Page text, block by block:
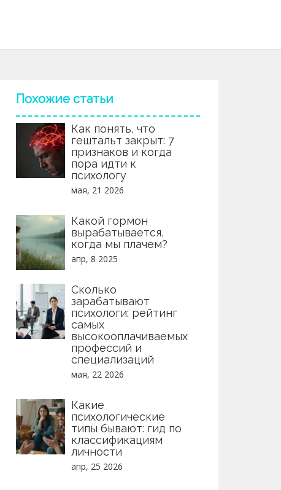
Похожие статьи
Как понять, что
гештальт закрыт: 7
признаков и когда
пора идти к
психологу
мая, 21 2026
Какой гормон
вырабатывается,
когда мы плачем?
апр, 8 2025
Сколько
зарабатывают
психологи: рейтинг
самых
высокооплачиваемых
профессий и
специализаций
мая, 22 2026
Какие
психологические
типы бывают: гид по
классификациям
личности
апр, 25 2026